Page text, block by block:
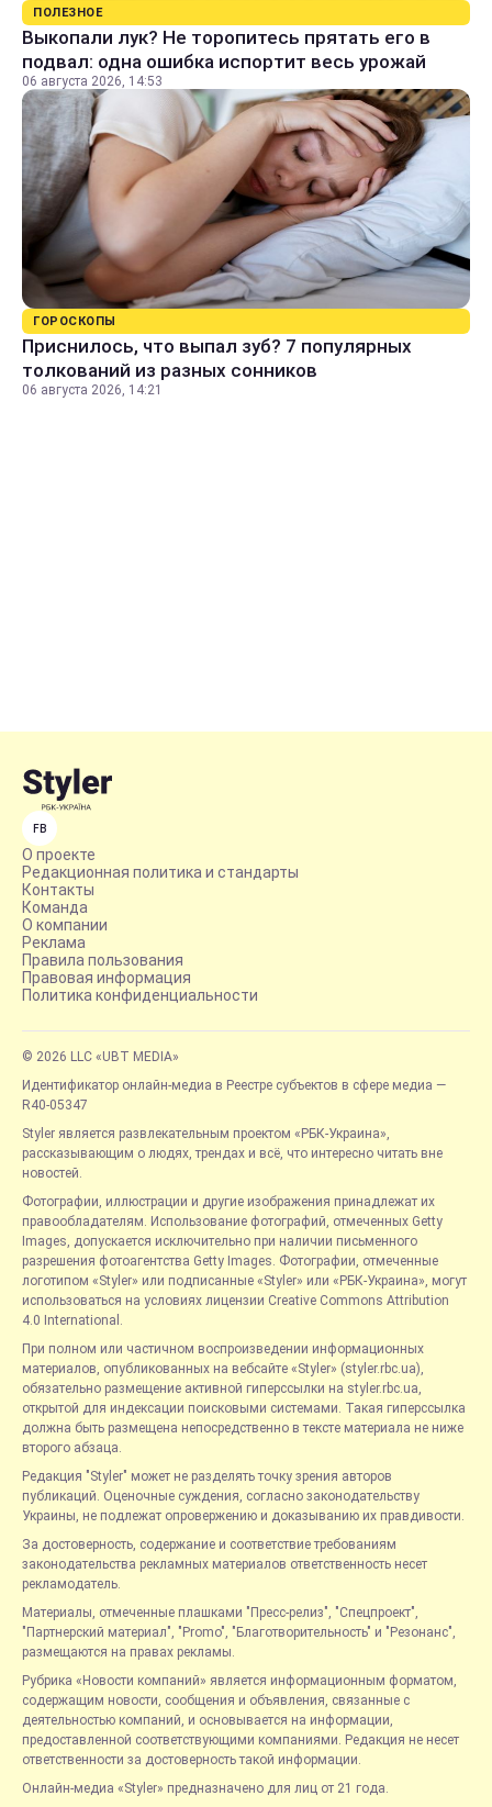
ПОЛЕЗНОЕ
Выкопали лук? Не торопитесь прятать его в
подвал: одна ошибка испортит весь урожай
06 августа 2026, 14:53
ГОРОСКОПЫ
Приснилось, что выпал зуб? 7 популярных
толкований из разных сонников
06 августа 2026, 14:21
FB
О проекте
Редакционная политика и стандарты
Контакты
Команда
О компании
Реклама
Правила пользования
Правовая информация
Политика конфиденциальности
© 2026 LLC «UBT MEDIA»
Идентификатор онлайн-медиа в Реестре субъектов в сфере медиа —
R40-05347
Styler является развлекательным проектом «РБК-Украина»,
рассказывающим о людях, трендах и всё, что интересно читать вне
новостей.
Фотографии, иллюстрации и другие изображения принадлежат их
правообладателям. Использование фотографий, отмеченных Getty
Images, допускается исключительно при наличии письменного
разрешения фотоагентства Getty Images. Фотографии, отмеченные
логотипом «Styler» или подписанные «Styler» или «РБК-Украина», могут
использоваться на условиях лицензии Creative Commons Attribution
4.0 International.
При полном или частичном воспроизведении информационных
материалов, опубликованных на вебсайте «Styler» (styler.rbc.ua),
обязательно размещение активной гиперссылки на styler.rbc.ua,
открытой для индексации поисковыми системами. Такая гиперссылка
должна быть размещена непосредственно в тексте материала не ниже
второго абзаца.
Редакция "Styler" может не разделять точку зрения авторов
публикаций. Оценочные суждения, согласно законодательству
Украины, не подлежат опровержению и доказыванию их правдивости.
За достоверность, содержание и соответствие требованиям
законодательства рекламных материалов ответственность несет
рекламодатель.
Материалы, отмеченные плашками "Пресс-релиз", "Спецпроект",
"Партнерский материал", "Promo", "Благотворительность" и "Резонанс",
размещаются на правах рекламы.
Рубрика «Новости компаний» является информационным форматом,
содержащим новости, сообщения и объявления, связанные с
деятельностью компаний, и основывается на информации,
предоставленной соответствующими компаниями. Редакция не несет
ответственности за достоверность такой информации.
Онлайн-медиа «Styler» предназначено для лиц от 21 года.